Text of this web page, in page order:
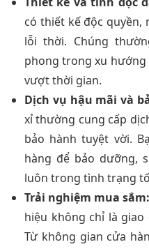
có thiết kế độc
lỗi thời. Chúng
phong trong xu
vượt thời gian.
Dịch vụ hậu mãi và
xỉ thường cung cấp
bảo hành tuyệt vời.
hàng để bảo dưỡng,
luôn trong tình trạng
Trải nghiệm mua sắm:
hiệu không chỉ là
Từ không gian cửa